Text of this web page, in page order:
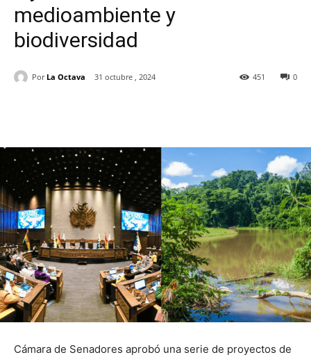
medioambiente y
biodiversidad
Por La Octava 31 octubre , 2024 0
451
Cámara de Senadores aprobó una serie de proyectos de